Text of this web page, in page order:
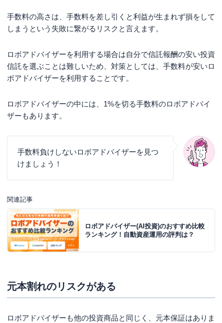
手数料の高さは、手数料を差し引くと利益が生まれず損をして
しまうという失敗に繋がるリスクと言えます。
ロボアドバイザーを利用する場合は自分で信託報酬の安い投資
信託を選ぶことは難しいため、対策としては、手数料が安いロ
ボアドバイザーを利用することです。
ロボアドバイザーの中には、1%を切る手数料のロボアドバイ
ザーもあります。
手数料負けしないロボアドバイザーを見つ
けましょう！
関連記事
ロボアドバイザー(AI投資)のおすすめ比較
ランキング！自動資産運用の評判は？
元本割れのリスクがある
ロボアドバイザーも他の投資商品と同じく、元本保証はありま